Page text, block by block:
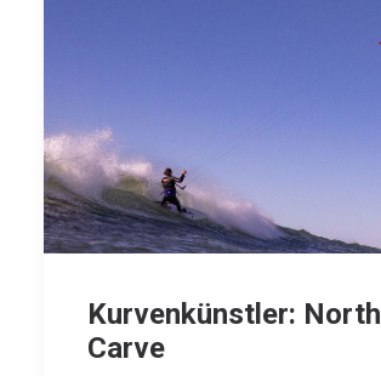
Kurvenkünstler: North
Carve